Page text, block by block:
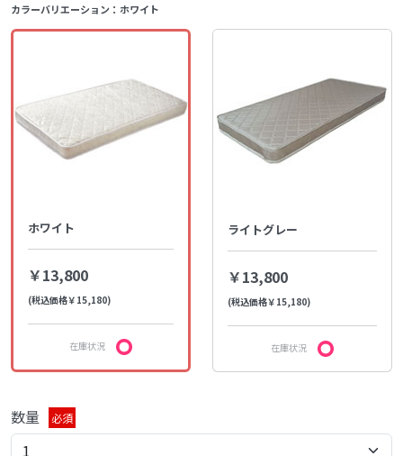
カラーバリエーション： ホワイト
ホワイト
￥13,800
(税込価格￥15,180)
在庫状況
ライトグレー
￥13,800
(税込価格￥15,180)
在庫状況
数量 必須